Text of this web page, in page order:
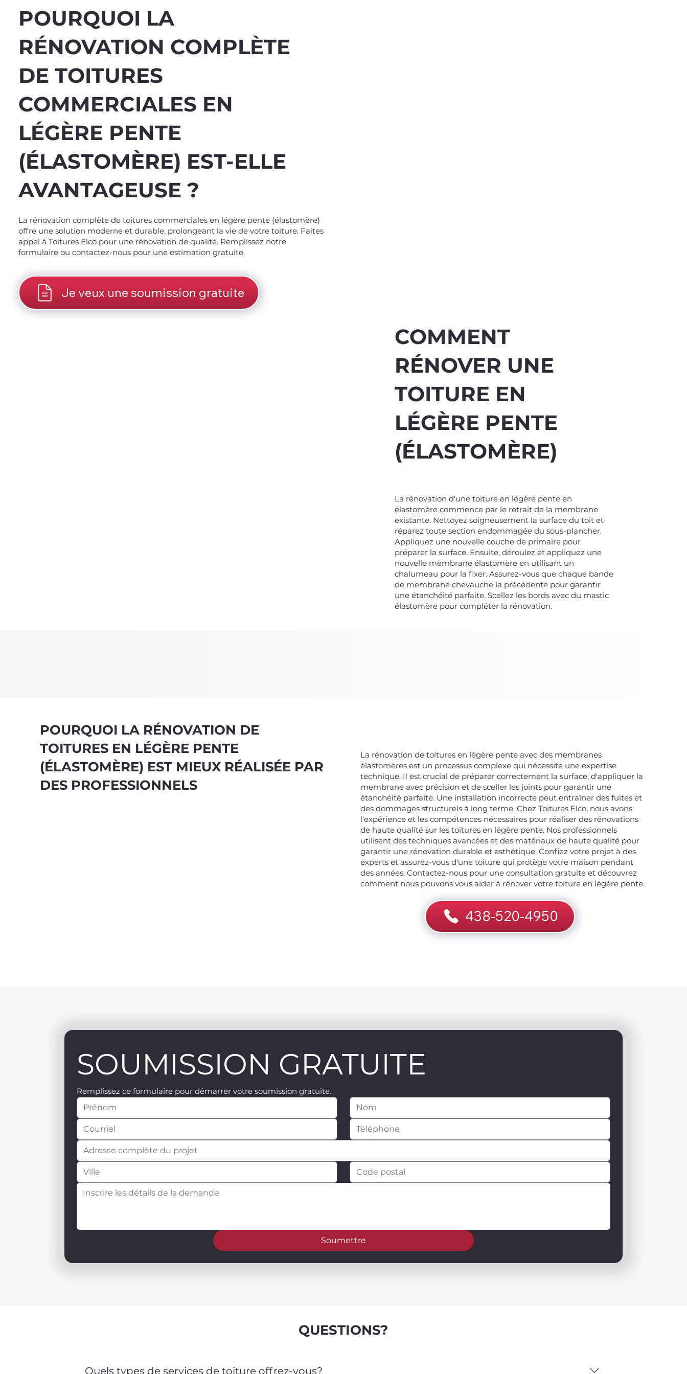
POURQUOI LA
RÉNOVATION COMPLÈTE
DE TOITURES
COMMERCIALES EN
LÉGÈRE PENTE
(ÉLASTOMÈRE) EST-ELLE
AVANTAGEUSE ?
La rénovation complète de toitures commerciales en légère pente (élastomère)
offre une solution moderne et durable, prolongeant la vie de votre toiture. Faites
appel à Toitures Elco pour une rénovation de qualité. Remplissez notre
formulaire ou contactez-nous pour une estimation gratuite.
Je veux une soumission gratuite
COMMENT
RÉNOVER UNE
TOITURE EN
LÉGÈRE PENTE
(ÉLASTOMÈRE)
La rénovation d'une toiture en légère pente en
élastomère commence par le retrait de la membrane
existante. Nettoyez soigneusement la surface du toit et
réparez toute section endommagée du sous-plancher.
Appliquez une nouvelle couche de primaire pour
préparer la surface. Ensuite, déroulez et appliquez une
nouvelle membrane élastomère en utilisant un
chalumeau pour la fixer. Assurez-vous que chaque bande
de membrane chevauche la précédente pour garantir
une étanchéité parfaite. Scellez les bords avec du mastic
élastomère pour compléter la rénovation.
POURQUOI LA RÉNOVATION DE
TOITURES EN LÉGÈRE PENTE
(ÉLASTOMÈRE) EST MIEUX RÉALISÉE PAR
DES PROFESSIONNELS
La rénovation de toitures en légère pente avec des membranes
élastomères est un processus complexe qui nécessite une expertise
technique. Il est crucial de préparer correctement la surface, d'appliquer la
membrane avec précision et de sceller les joints pour garantir une
étanchéité parfaite. Une installation incorrecte peut entraîner des fuites et
des dommages structurels à long terme. Chez Toitures Elco, nous avons
l'expérience et les compétences nécessaires pour réaliser des rénovations
de haute qualité sur les toitures en légère pente. Nos professionnels
utilisent des techniques avancées et des matériaux de haute qualité pour
garantir une rénovation durable et esthétique. Confiez votre projet à des
experts et assurez-vous d'une toiture qui protège votre maison pendant
des années. Contactez-nous pour une consultation gratuite et découvrez
comment nous pouvons vous aider à rénover votre toiture en légère pente.
438-520-4950
SOUMISSION GRATUITE
Remplissez ce formulaire pour démarrer votre soumission gratuite.
Soumettre
QUESTIONS?
Quels types de services de toiture offrez-vous?